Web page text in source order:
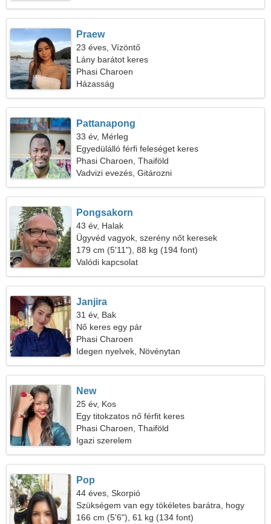
Praew
23 éves, Vízöntő
Lány barátot keres
Phasi Charoen
Házasság
Pattanapong
33 év, Mérleg
Egyedülálló férfi feleséget keres
Phasi Charoen, Thaiföld
Vadvizi evezés, Gitározni
Pongsakorn
43 év, Halak
Ügyvéd vagyok, szerény nőt keresek
179 cm (5'11"), 88 kg (194 font)
Valódi kapcsolat
Janjira
31 év, Bak
Nő keres egy pár
Phasi Charoen
Idegen nyelvek, Növénytan
New
25 év, Kos
Egy titokzatos nő férfit keres
Phasi Charoen, Thaiföld
Igazi szerelem
Pop
44 éves, Skorpió
Szükségem van egy tökéletes barátra, hogy
együtt utazhassak
166 cm (5'6"), 61 kg (134 font)